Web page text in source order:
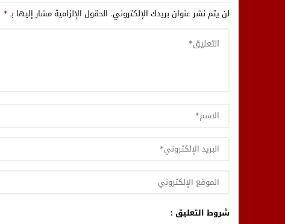
لن يتم نشر عنوان بريدك الإلكتروني. الحقول الإلزامية مشار إليها بـ*
شروط التعليق :